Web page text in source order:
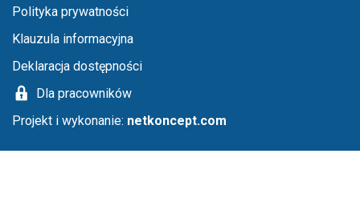
Menu stopka
Polityka prywatności
Klauzula informacyjna
Deklaracja dostępności
Dla pracowników
Projekt i wykonanie: netkoncept.com